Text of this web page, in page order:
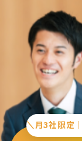
＼月3社限定